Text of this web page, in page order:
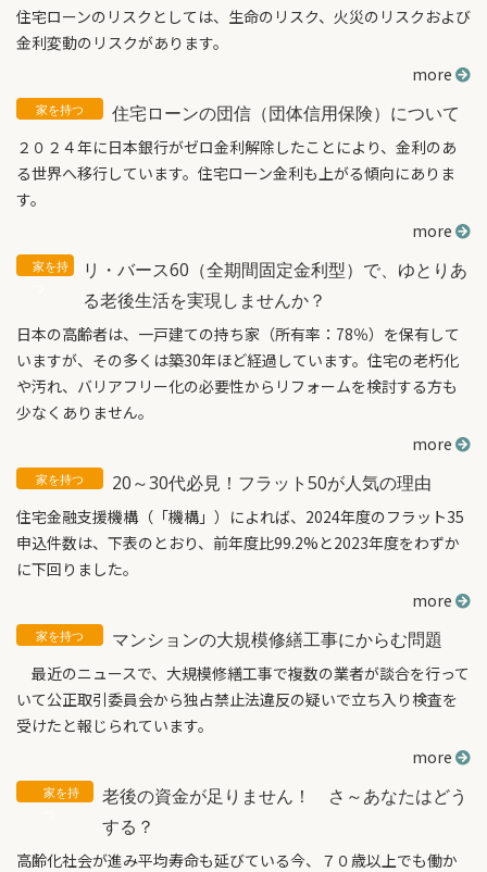
住宅ローンのリスクとしては、生命のリスク、火災のリスクおよび
金利変動のリスクがあります。
more
住宅ローンの団信（団体信用保険）について
２０２４年に日本銀行がゼロ金利解除したことにより、金利のあ
る世界へ移行しています。住宅ローン金利も上がる傾向にありま
す。
more
リ・バース60（全期間固定金利型）で、ゆとりあ
る老後生活を実現しませんか？
日本の高齢者は、一戸建ての持ち家（所有率：78％）を保有して
いますが、その多くは築30年ほど経過しています。住宅の老朽化
や汚れ、バリアフリー化の必要性からリフォームを検討する方も
少なくありません。
more
20～30代必見！フラット50が人気の理由
住宅金融支援機構（「機構」）によれば、2024年度のフラット35
申込件数は、下表のとおり、前年度比99.2%と2023年度をわずか
に下回りました。
more
マンションの大規模修繕工事にからむ問題
最近のニュースで、大規模修繕工事で複数の業者が談合を行って
いて公正取引委員会から独占禁止法違反の疑いで立ち入り検査を
受けたと報じられています。
more
老後の資金が足りません！ さ～あなたはどう
する？
高齢化社会が進み平均寿命も延びている今、７０歳以上でも働か